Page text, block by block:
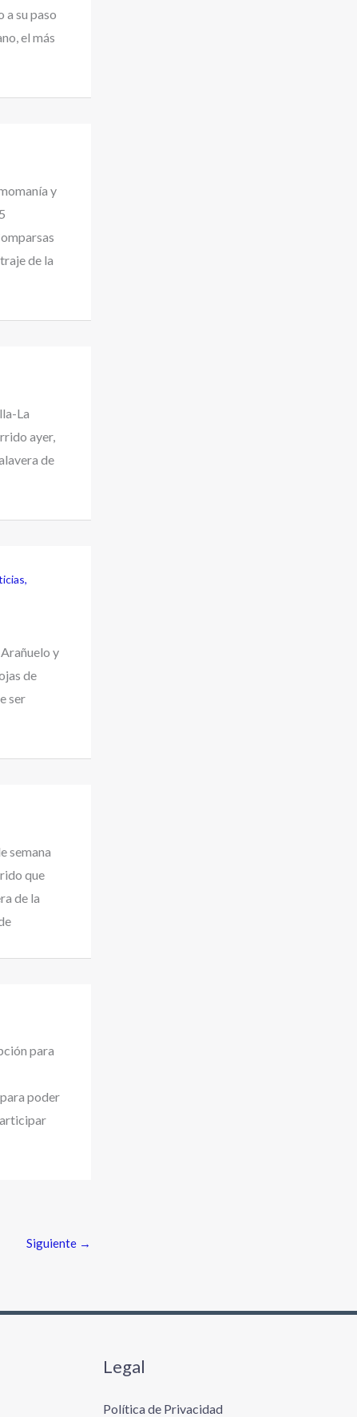
a su paso
el más
y
de la
La
ayer,
de
,
y
de
ser
semana
que
de la
para
poder
Siguiente →
Legal
Política de Privacidad